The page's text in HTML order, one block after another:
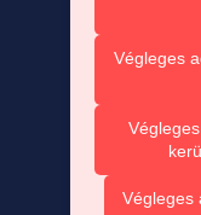
Végleges
Végleges